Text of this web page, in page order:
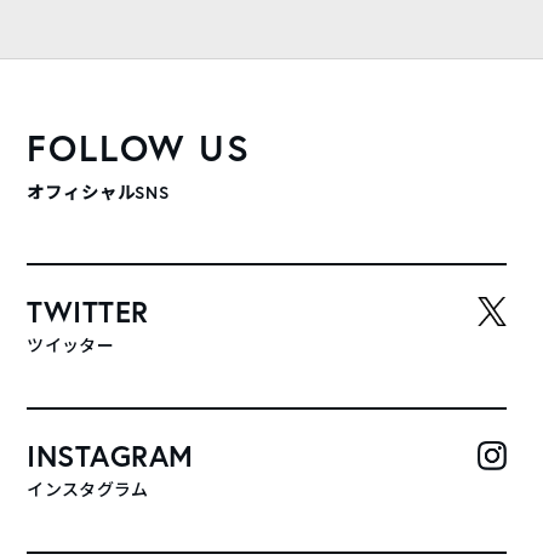
FOLLOW US
オフィシャルSNS
TWITTER
ツイッター
INSTAGRAM
インスタグラム